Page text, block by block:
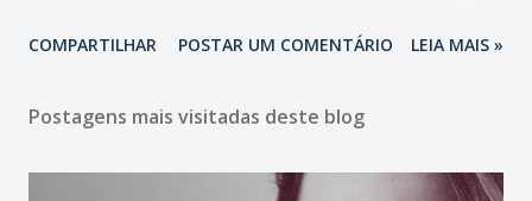
e lideranças do Mercado Nacional. Desde 2022, o NM2B
de negócios do Nordeste, reunindo profissionais de marcas
LinkedIn, VISA, Grupo 3corações, TikTok e M. Dias Branco.
COMPARTILHAR POSTAR UM COMENTÁRIO LEIA MAIS »
Postagens mais visitadas deste blog